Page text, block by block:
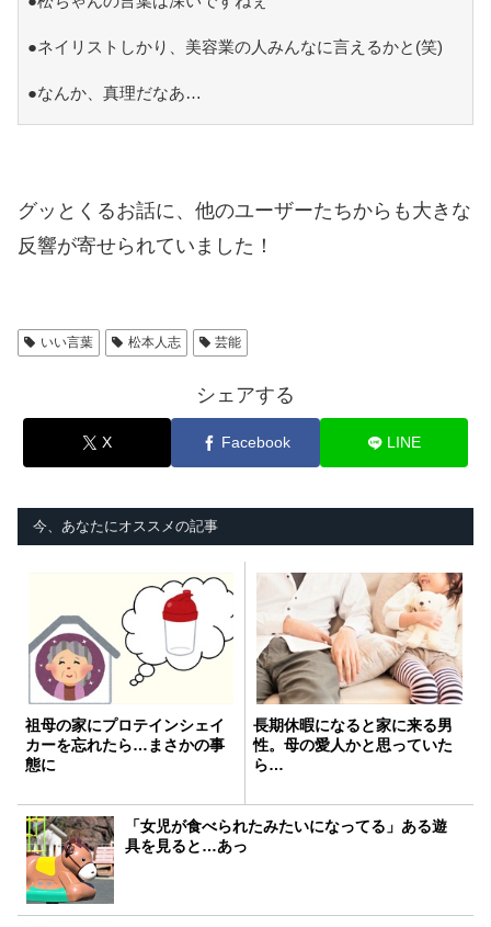
●ネイリストしかり、美容業の人みんなに言えるかと(笑)
●なんか、真理だなあ…
グッとくるお話に、他のユーザーたちからも大きな
反響が寄せられていました！
いい言葉 松本人志 芸能
シェアする
X Facebook LINE
今、あなたにオススメの記事
祖母の家にプロテインシェイ
カーを忘れたら…まさかの事
態に
長期休暇になると家に来る男
性。母の愛人かと思っていた
ら…
「女児が食べられたみたいになってる」ある遊
具を見ると…あっ